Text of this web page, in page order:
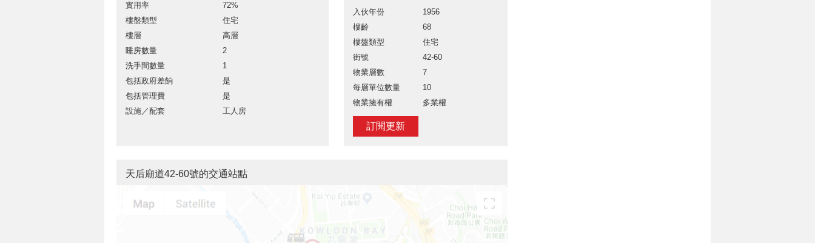
實用率
72%
樓盤類型
住宅
樓層
高層
睡房數量
2
洗手間數量
1
包括政府差餉
是
包括管理費
是
設施／配套
工人房
入伙年份
1956
樓齡
68
樓盤類型
住宅
街號
42-60
物業層數
7
每層單位數量
10
物業擁有權
多業權
訂閱更新
天后廟道42-60號的交通站點